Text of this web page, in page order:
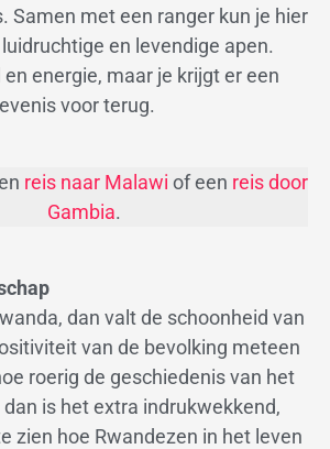
Samen met een ranger kun je hier
en levendige apen.
energie, maar je krijgt er een
voor terug.
reis naar Malawi of een reis door
Gambia.
dan valt de schoonheid van
van de bevolking meteen
roerig de geschiedenis van het
dan is het extra indrukwekkend,
zien hoe Rwandezen in het leven